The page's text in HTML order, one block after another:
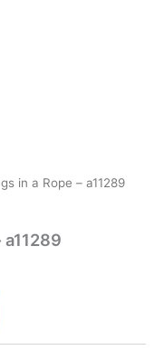
in a Rope – a11289